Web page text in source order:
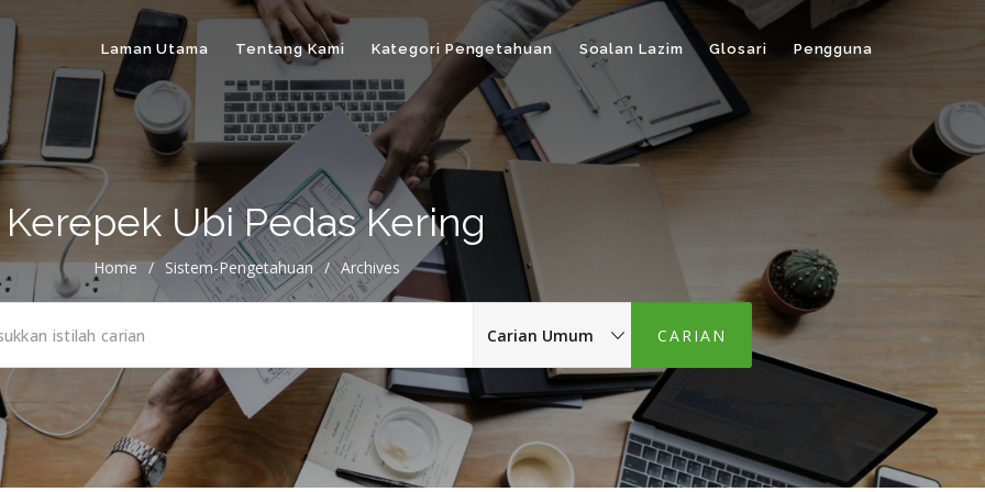
Laman Utama Tentang Kami Kategori Pengetahuan Soalan Lazim Glosari Pengguna
Kerepek Ubi Pedas Kering
Home / Sistem-Pengetahuan / Archives